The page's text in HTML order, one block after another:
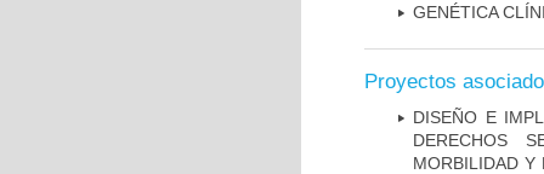
GENÉTICA
Proyectos
DISEÑO E
DERECHOS
MORBILIDAD Y